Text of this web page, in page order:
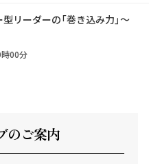
リーダーの「巻き込み力」～
00分
のご案内